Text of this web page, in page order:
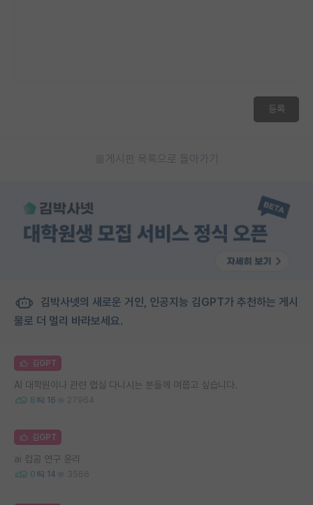
등록
게시판 목록으로 돌아가기
김박사넷의 새로운 거인, 인공지능 김GPT가 추천하는 게시
물로 더 멀리 바라보세요.
김GPT
AI 대학원이나 관련 랩실 다니시는 분들께 여쭙고 싶습니다.
8 16 27964
김GPT
ai 컴공 연구 윤리
0 14 3566